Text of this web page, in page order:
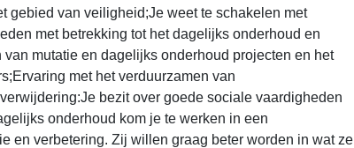
gebied van veiligheid;Je weet te schakelen met
met betrekking tot het dagelijks onderhoud en
mutatie en dagelijks onderhoud projecten en het
met het verduurzamen van
bezit over goede sociale vaardigheden
onderhoud kom je te werken in een
en verbetering. Zij willen graag beter worden in wat ze